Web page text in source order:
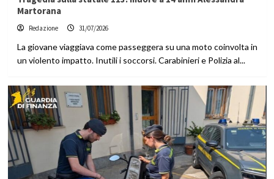
Martorana
Redazione 31/07/2026
La giovane viaggiava come passeggera su una moto coinvolta in
un violento impatto. Inutili i soccorsi. Carabinieri e Polizia al...